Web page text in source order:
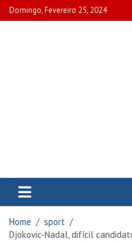
Skip
to
Domingo, Fevereiro 25, 2024
recentes e veja programas de
reportagens e podcasts
www.portalcascais.pt
Home
sport
Djokovic-Nadal, difícil